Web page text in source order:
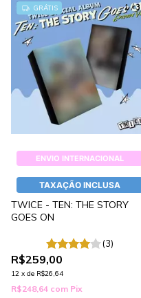
1/3
GRÁTIS
ENVIO INTERNACIONAL
TAXAÇÃO INCLUSA
TWICE - TEN: THE STORY
GOES ON
(3)
R$259,00
12 x de R$26,64
R$248,64 com Pix